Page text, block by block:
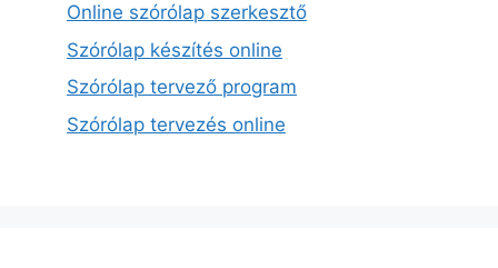
Online szórólap szerkesztő
Szórólap készítés online
Szórólap tervező program
Szórólap tervezés online